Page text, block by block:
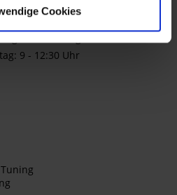
Cookies
shop@kohl.de
9 - 12:30 Uhr